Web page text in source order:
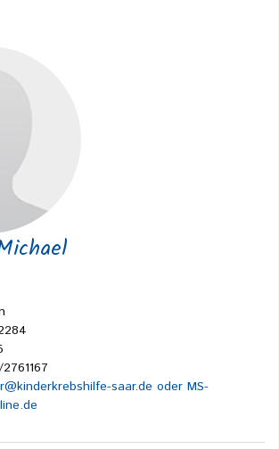
saar.de oder MS-